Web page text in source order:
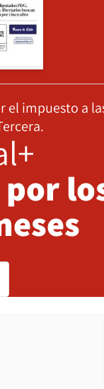
el impuesto a